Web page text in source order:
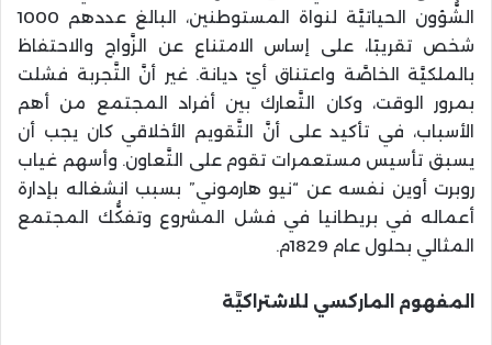
الشُّؤون الحياتيَّة لنواة المستوطنين، البالغ عددهم 1000
شخص تقريبًا، على إساس الامتناع عن الزَّواج والاحتفاظ
بالملكيَّة الخاصَّة واعتناق أيّ ديانة. غير أنَّ التَّجربة فشلت
بمرور الوقت، وكان التَّعارك بين أفراد المجتمع من أهم
الأسباب، في تأكيد على أنَّ التَّقويم الأخلاقي كان يجب أن
يسبق تأسيس مستعمرات تقوم على التَّعاون. وأسهم غياب
روبرت أوين نفسه عن “نيو هارموني” بسبب انشغاله بإدارة
أعماله في بريطانيا في فشل المشروع وتفكُّك المجتمع
المثالي بحلول عام 1829م.
المفهوم الماركسي للاشتراكيَّة